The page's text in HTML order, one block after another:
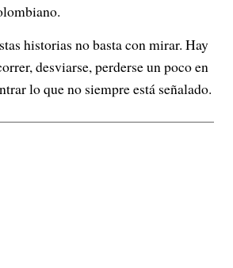
historias no basta con mirar. Hay
desviarse, perderse un poco en
lo que no siempre está señalado.